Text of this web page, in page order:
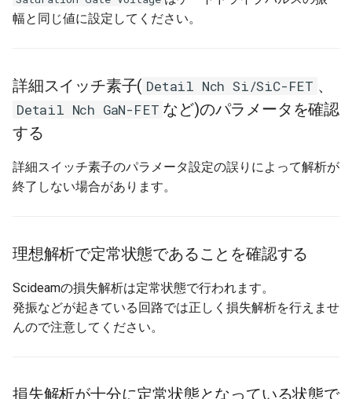
CCTracer
RCL
Source(Continuous)
Source(Discrete)
Switching Device
SL Palette 設定編
Motor Palette 基本編
Motor Palette Simulink連
ScideamPy編
積分器
マルチフェーズ・インタ
PFC回路
位相シフトフルブリッジ
スナバ回路
フィードバック制御
位相シフトフルブリッジ
デジタル制御
負荷が電流源または電圧源
の場合、その電力を損失に
設定しているか確認する
メータが適切に設定されて
いるかを確認する
たしているかを確認する
幅と同じ値に設定してください。
詳細スイッチ素子( Detail Nch Si/SiC-FET 、
Detail Nch GaN-FET など)のパラメータを確認
する
詳細スイッチ素子のパラメータ設定の誤りによって解析が
終了しない場合があります。
理想解析で定常状態であることを確認する
Scideamの損失解析は定常状態で行われます。
発振などが起きている回路では正しく損失解析を行えませ
んので注意してください。
損失解析が十分に定常状態となっている状態で